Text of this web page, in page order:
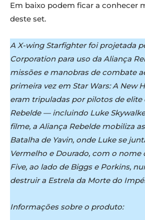
Em baixo podem ficar a conhecer
deste set.
A X-wing Starfighter foi projetada
Corporation para uso da Aliança
missões e manobras de combate
primeira vez em Star Wars: A New
eram tripuladas por pilotos de elite
Rebelde — incluindo Luke
filme, a Aliança Rebelde mobiliza
Batalha de Yavin, onde Luke se
Vermelho e Dourado, com o nome
Five, ao lado de Biggs e Porkins,
destruir a Estrela da Morte do
Informações sobre o produto: